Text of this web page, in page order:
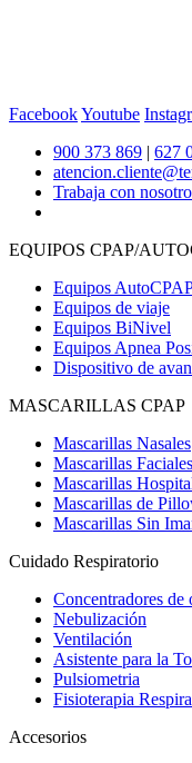
FacebookYoutube
900 373 869 | 627
Trabaja con
EQUIPOS CPAP/
Equipos
Equipos de viaje
Equipos BiNivel
Equipos Apnea
Dispositivo de
MASCARILLAS CPAP
Mascarillas Nasales
Mascarillas Faciales
Mascarillas
Mascarillas de
Mascarillas Sin
Cuidado Respiratorio
Concentradores de
Nebulización
Ventilación
Asistente para la
Pulsiometria
Fisioterapia
Accesorios